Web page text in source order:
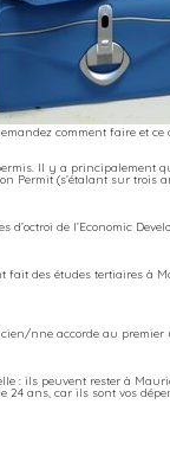
comment faire et
Il y a principalement
Permit (s’étalant sur trois
de l’Economic
des études tertiaires à
nne accorde au premier
: ils peuvent rester à
24 ans, car ils sont vos